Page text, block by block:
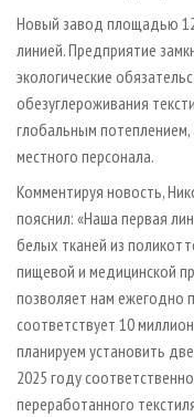
Новый завод площадью
линией. Предприятие
экологические
обезуглероживания
глобальным
местного персонала.
Комментируя новость,
пояснил: «Наша первая
белых тканей из
пищевой и медицинской
позволяет нам ежегодно
соответствует 10
планируем установить
2025 году
переработанного